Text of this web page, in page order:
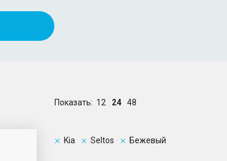
Показать: 12 24 48
Kia Seltos Бежевый